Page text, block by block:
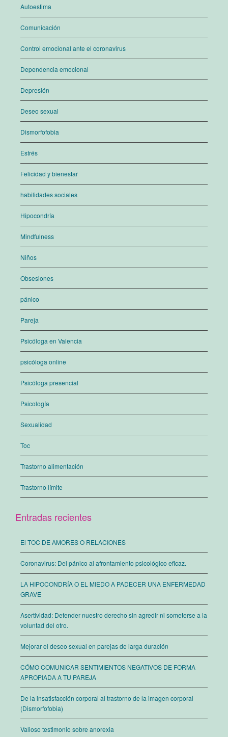
Autoestima
Comunicación
Control emocional ante el coronavirus
Dependencia emocional
Depresión
Deseo sexual
Dismorfofobia
Estrés
Felicidad y bienestar
habilidades sociales
Hipocondría
Mindfulness
Niños
Obsesiones
pánico
Pareja
Psicóloga en Valencia
psicóloga online
Psicóloga presencial
Psicología
Sexualidad
Toc
Trastorno alimentación
Trastorno límite
Entradas recientes
El TOC DE AMORES O RELACIONES
Coronavirus: Del pánico al afrontamiento psicológico eficaz.
LA HIPOCONDRÍA O EL MIEDO A PADECER UNA ENFERMEDAD
GRAVE
Asertividad: Defender nuestro derecho sin agredir ni someterse a la
voluntad del otro.
Mejorar el deseo sexual en parejas de larga duración
CÓMO COMUNICAR SENTIMIENTOS NEGATIVOS DE FORMA
APROPIADA A TU PAREJA
De la insatisfacción corporal al trastorno de la imagen corporal
(Dismorfofobia)
Valioso testimonio sobre anorexia